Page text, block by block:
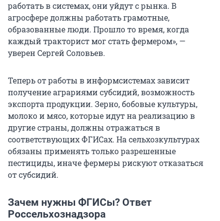
работать в системах, они уйдут с рынка. В
агросфере должны работать грамотные,
образованные люди. Прошло то время, когда
каждый тракторист мог стать фермером», —
уверен Сергей Соловьев.
Теперь от работы в информсистемах зависит
получение аграриями субсидий, возможность
экспорта продукции. Зерно, бобовые культуры,
молоко и мясо, которые идут на реализацию в
другие страны, должны отражаться в
соответствующих ФГИСах. На сельхозкультурах
обязаны применять только разрешенные
пестициды, иначе фермеры рискуют отказаться
от субсидий.
Зачем нужны ФГИСы? Ответ
Россельхознадзора